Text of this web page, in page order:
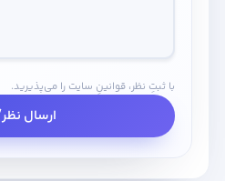
با ثبتِ نظر، قوانینِ سایت را می‌پذیرید.
ارسال نظر